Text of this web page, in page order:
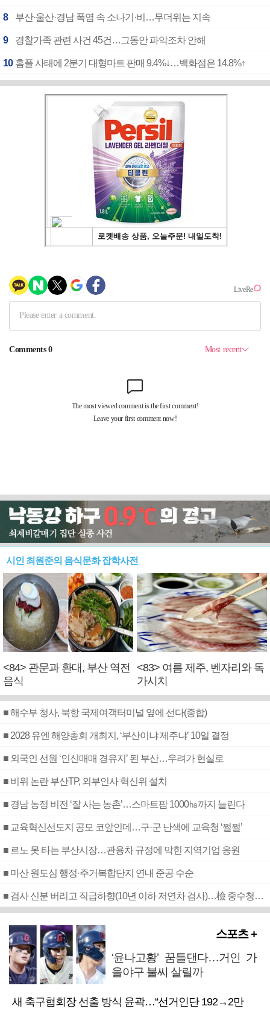
8 부산·울산·경남 폭염 속 소나기·비…무더위는 지속
9 경찰가족 관련 사건 45건…그동안 파악조차 안해
10 홈플 사태에 2분기 대형마트 판매 9.4%↓…백화점은 14.8%↑
시인 최원준의 음식문화 잡학사전
<84> 관문과 환대, 부산 역전
음식
<83> 여름 제주, 벤자리와 독
가시치
■ 해수부 청사, 북항 국제여객터미널 옆에 선다(종합)
■ 2028 유엔 해양총회 개최지, ‘부산이냐 제주냐’ 10일 결정
■ 외국인 선원 ‘인신매매 경유지’ 된 부산…우려가 현실로
■ 비위 논란 부산TP, 외부인사 혁신위 설치
■ 경남 농정 비전 ‘잘 사는 농촌’…스마트팜 1000㏊까지 늘린다
■ 교육혁신선도지 공모 코앞인데…구·군 난색에 교육청 ‘쩔쩔’
■ 르노 못 타는 부산시장…관용차 규정에 막힌 지역기업 응원
■ 마산 원도심 행정·주거복합단지 연내 준공 수순
■ 검사 신분 버리고 직급하향(10년 이하 저연차 검사)…檢 중수청행 기피
스포츠 +
‘윤나고황’ 꿈틀댄다…거인 가
을야구 불씨 살릴까
새 축구협회장 선출 방식 윤곽…“선거인단 192→2만